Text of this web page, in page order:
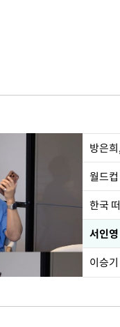
방은
월드
한국
서인
이승